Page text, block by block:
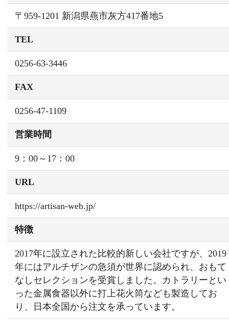
〒959-1201 新潟県燕市灰方417番地5
TEL
0256-63-3446
FAX
0256-47-1109
営業時間
9：00～17：00
URL
https://artisan-web.jp/
特徴
2017年に設立された比較的新しい会社ですが、2019
年にはアルチザンの急須が世界に認められ、おもて
なしセレクションを受賞しました。カトラリーとい
った金属食器以外に打上花火筒なども製造してお
り、日本全国から注文を承っています。